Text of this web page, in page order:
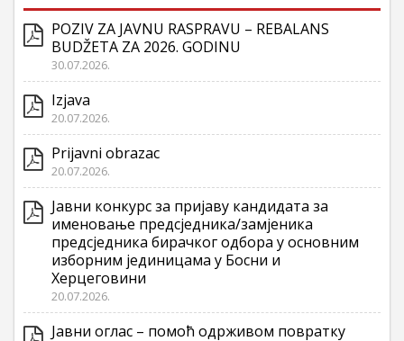
POZIV ZA JAVNU RASPRAVU – REBALANS
BUDŽETA ZA 2026. GODINU
30.07.2026.
Izjava
20.07.2026.
Prijavni obrazac
20.07.2026.
Јавни конкурс за пријаву кандидата за
именовање предсједника/замјеника
предсједника бирачког одбора у основним
изборним јединицама у Босни и
Херцеговини
20.07.2026.
Јавни оглас – помоћ одрживом повратку